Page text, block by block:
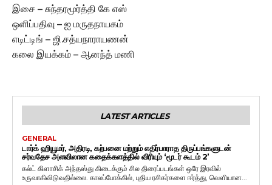
இசை – சுந்தரமூர்த்தி கே எஸ்
ஒளிப்பதிவு – ஐ மருதநாயகம்
எடிட்டிங் – ஜி.சத்யநாராயணன்
கலை இயக்கம் – ஆனந்த் மணி
LATEST ARTICLES
GENERAL
டார்க் ஹியூமர், அதிரடி, கற்பனை மற்றும் எதிர்பாராத திருப்பங்களுடன்
சர்வதேச அளவிலான கதைக்களத்தில் விரியும் ‘மூடர் கூடம் 2’
கல்ட் கிளாசிக் அந்தஸ்து கிடைக்கும் சில திரைப்படங்கள் ஒரே இரவில்
உருவாகிவிடுவதில்லை. காலப்போக்கில், புதிய ரசிகர்களை ஈர்த்து, வெளியான...